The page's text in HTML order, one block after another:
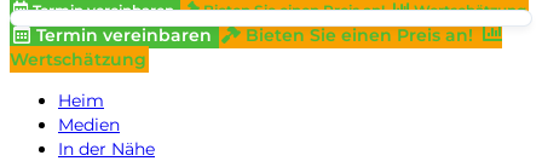
Termin vereinbaren Bieten Sie einen Preis an! Wertschätzung
Termin vereinbaren
Bieten Sie einen Preis an!
Wertschätzung
Heim
Medien
In der Nähe